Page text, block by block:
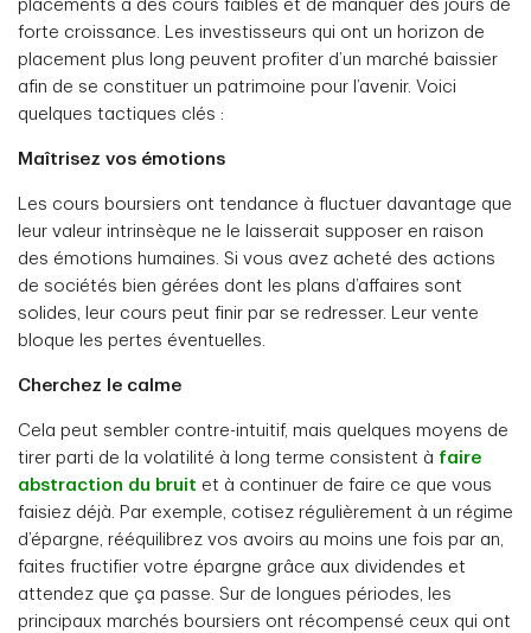
placements à des cours faibles et de manquer des jours de
forte croissance. Les investisseurs qui ont un horizon de
placement plus long peuvent profiter d’un marché baissier
afin de se constituer un patrimoine pour l’avenir. Voici
quelques tactiques clés :
Maîtrisez vos émotions
Les cours boursiers ont tendance à fluctuer davantage que
leur valeur intrinsèque ne le laisserait supposer en raison
des émotions humaines. Si vous avez acheté des actions
de sociétés bien gérées dont les plans d’affaires sont
solides, leur cours peut finir par se redresser. Leur vente
bloque les pertes éventuelles.
Cherchez le calme
Cela peut sembler contre-intuitif, mais quelques moyens de
tirer parti de la volatilité à long terme consistent à faire
abstraction du bruit et à continuer de faire ce que vous
faisiez déjà. Par exemple, cotisez régulièrement à un régime
d’épargne, rééquilibrez vos avoirs au moins une fois par an,
faites fructifier votre épargne grâce aux dividendes et
attendez que ça passe. Sur de longues périodes, les
principaux marchés boursiers ont récompensé ceux qui ont